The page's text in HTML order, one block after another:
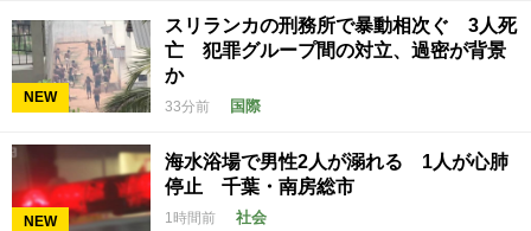
NEW
スリランカの刑務所で暴動相次ぐ 3人死
亡 犯罪グループ間の対立、過密が背景
か
33分前 国際
NEW
海水浴場で男性2人が溺れる 1人が心肺
停止 千葉・南房総市
1時間前 社会